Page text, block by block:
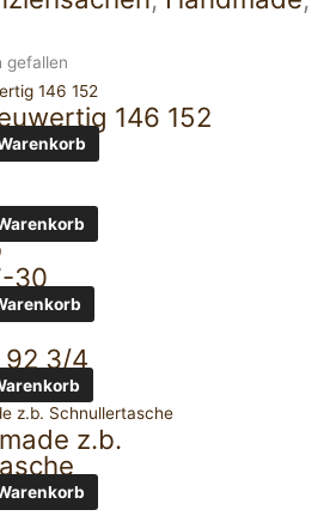
gefallen
146 152
30
92 3/4
z.b.